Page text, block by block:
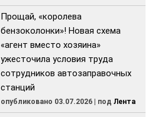
Прощай, «королева
бензоколонки»! Новая схема
«агент вместо хозяина»
ужесточила условия труда
сотрудников автозаправочных
станций
опубликовано 03.07.2026 | под Лента